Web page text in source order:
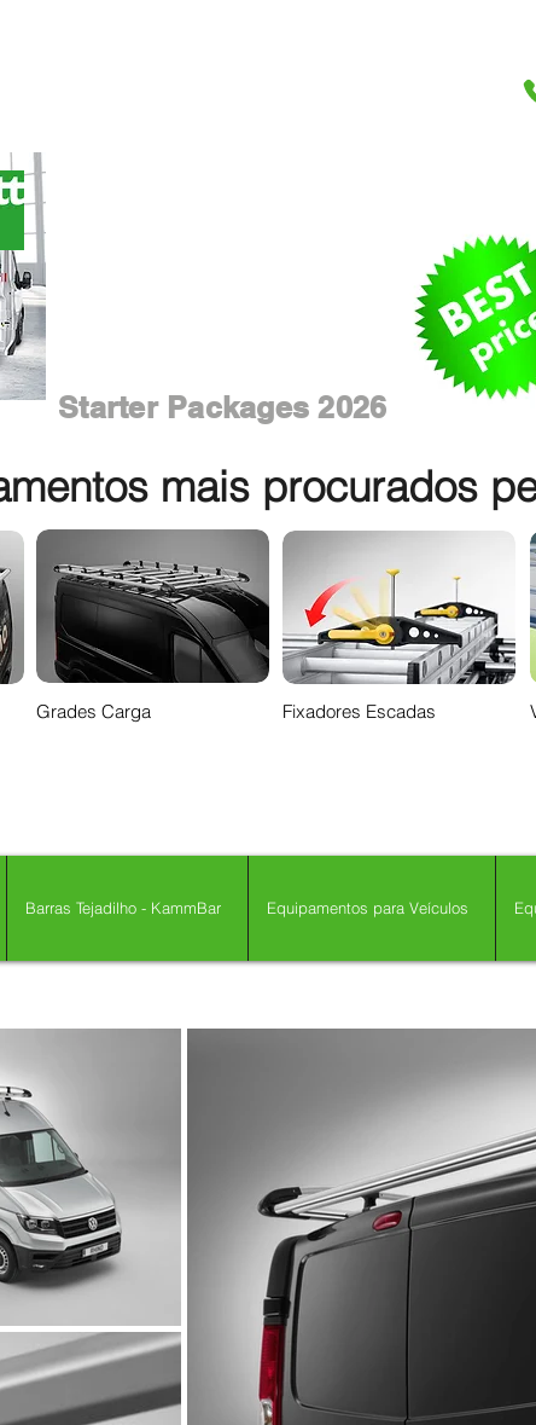
Starter Packages 2026
mais procurados
Grades Carga Fixadores Escadas
Barras Tejadilho - KammBar Equipamentos para Veículos